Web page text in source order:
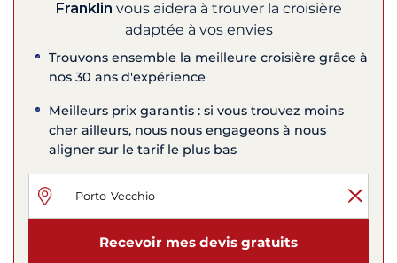
Franklin vous aidera à trouver la croisière
adaptée à vos envies
Trouvons ensemble la meilleure croisière grâce à
nos 30 ans d'expérience
Meilleurs prix garantis : si vous trouvez moins
cher ailleurs, nous nous engageons à nous
aligner sur le tarif le plus bas
Recevoir mes devis gratuits